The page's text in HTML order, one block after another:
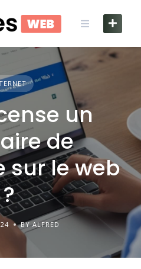
un
de
sur le web
?
BY ALFRED